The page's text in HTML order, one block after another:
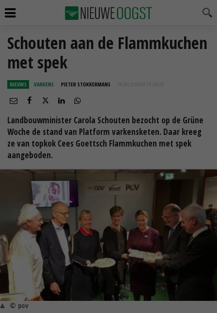
Schouten aan de Flammkuchen
met spek
NIEUWS VARKENS PIETER STOKKERMANS 18 JAN 2019 OM 14:54
Landbouwminister Carola Schouten bezocht op de Grüne
Woche de stand van Platform varkensketen. Daar kreeg
ze van topkok Cees Goettsch Flammkuchen met spek
aangeboden.
© pov